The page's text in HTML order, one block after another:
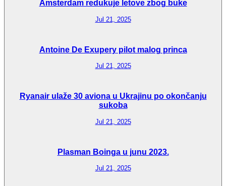
Amsterdam redukuje letove zbog buke
Jul 21, 2025
Antoine De Exupery pilot malog princa
Jul 21, 2025
Ryanair ulaže 30 aviona u Ukrajinu po okončanju
sukoba
Jul 21, 2025
Plasman Boinga u junu 2023.
Jul 21, 2025